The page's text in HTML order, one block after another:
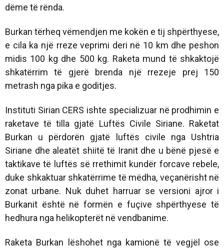
dëme të rënda.
Burkan tërheq vëmendjen me kokën e tij shpërthyese,
e cila ka një rreze veprimi deri në 10 km dhe peshon
midis 100 kg dhe 500 kg. Raketa mund të shkaktojë
shkatërrim të gjerë brenda një rrezeje prej 150
metrash nga pika e goditjes.
Instituti Sirian CERS ishte specializuar në prodhimin e
raketave të tilla gjatë Luftës Civile Siriane. Raketat
Burkan u përdorën gjatë luftës civile nga Ushtria
Siriane dhe aleatët shiitë të Iranit dhe u bënë pjesë e
taktikave të luftës së rrethimit kundër forcave rebele,
duke shkaktuar shkatërrime të mëdha, veçanërisht në
zonat urbane. Nuk duhet harruar se versioni ajror i
Burkanit është në formën e fuçive shpërthyese të
hedhura nga helikopterët në vendbanime.
Raketa Burkan lëshohet nga kamionë të vegjël ose